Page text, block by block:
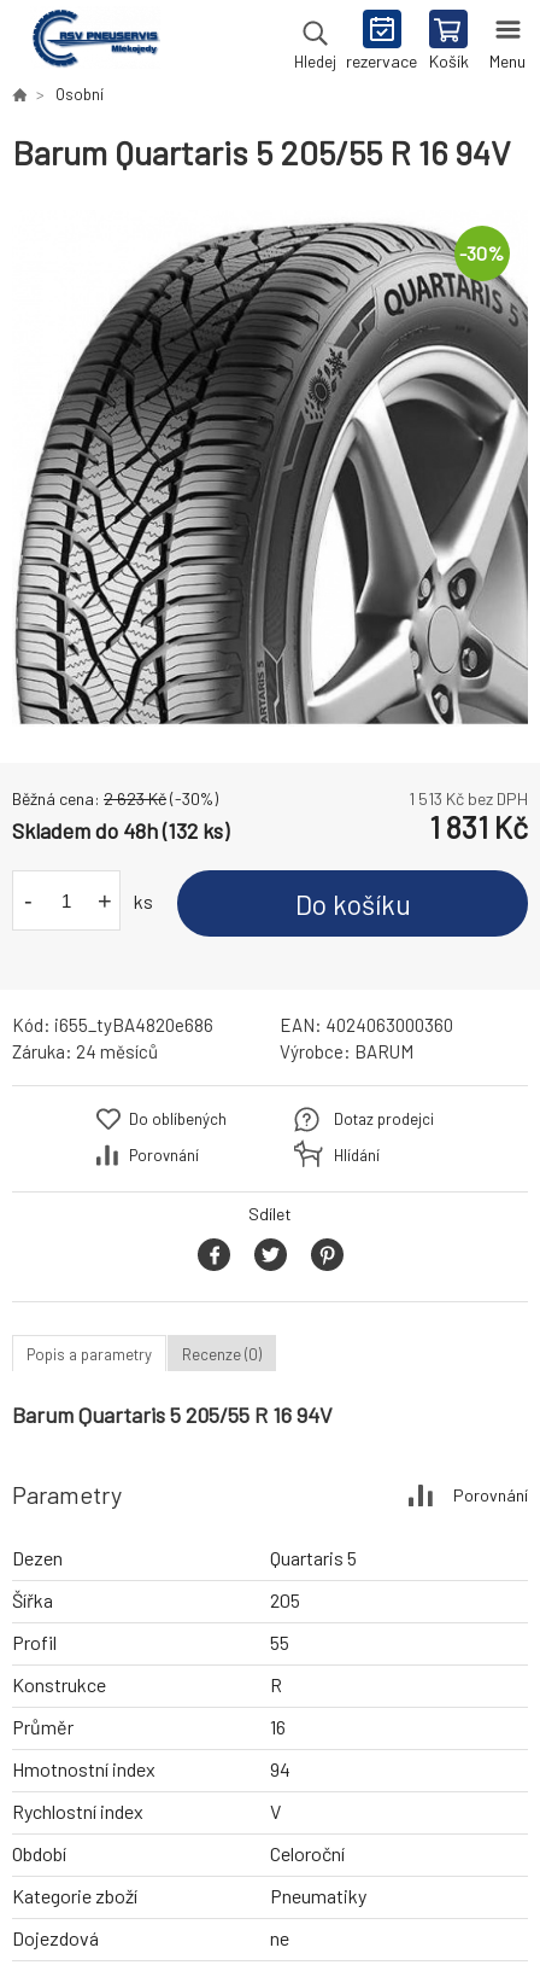
Hledej rezervace Košík Menu
Osobní
Barum Quartaris 5 205/55 R 16 94V
-30%
Běžná cena: 2 623Kč(-30%) 1 513 Kč bez DPH
Skladem do 48h (132 ks) 1 831 Kč
- + ks Do košíku
Kód: i655_tyBA4820e686 EAN: 4024063000360
Záruka: 24 měsíců Výrobce: BARUM
Do oblíbených
Porovnání
Dotaz prodejci
Hlídání
Sdílet
Popis a parametry Recenze (0)
Barum Quartaris 5 205/55 R 16 94V
Parametry Porovnání
Dezen
Quartaris 5
Šířka
205
Profil
55
Konstrukce
R
Průměr
16
Hmotnostní index
94
Rychlostní index
V
Období
Celoroční
Kategorie zboží
Pneumatiky
Dojezdová
ne